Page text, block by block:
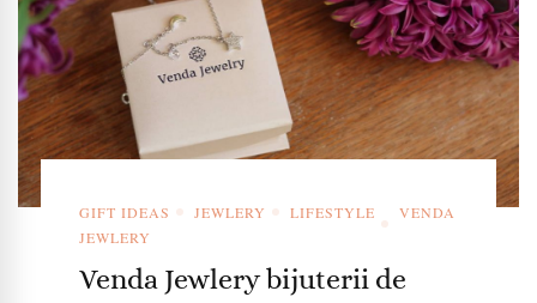
GIFT IDEAS JEWLERY LIFESTYLE
VENDA
JEWLERY
Venda Jewlery bijuterii de